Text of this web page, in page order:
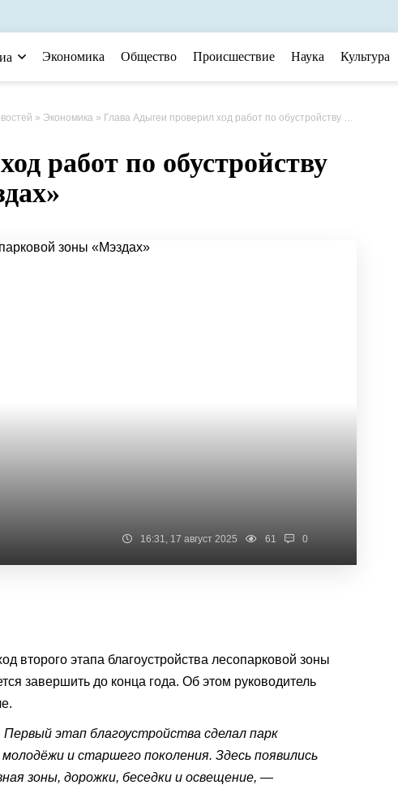
Экономика Общество Происшествие Наука Культура
» Экономика » Глава Адыгеи проверил ход работ по обустройству лесопарковой зоны «Мэздах»
работ по обустройству
16:31, 17 август 2025 61 0
второго этапа благоустройства лесопарковой зоны
завершить до конца года. Об этом руководитель
.
этап благоустройства сделал парк
и старшего поколения. Здесь появились
зоны, дорожки, беседки и освещение, —